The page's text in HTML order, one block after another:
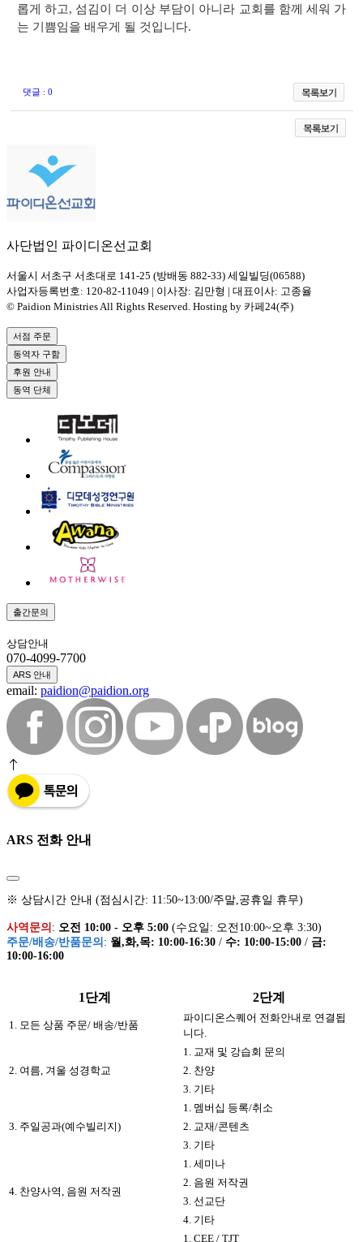
롭게 하고, 섬김이 더 이상 부담이 아니라 교회를 함께 세워 가
는 기쁨임을 배우게 될 것입니다.
댓글 : 0
사단법인 파이디온선교회
서울시 서초구 서초대로 141-25 (방배동 882-33) 세일빌딩(06588)
사업자등록번호: 120-82-11049 | 이사장: 김만형 | 대표이사: 고종율
© Paidion Ministries All Rights Reserved. Hosting by 카페24(주)
서점 주문
동역자 구함
후원 안내
동역 단체
출간문의
상담안내
070-4099-7700
ARS 안내
email: paidion@paidion.org
ARS 전화 안내
※ 상담시간 안내 (점심시간: 11:50~13:00/주말,공휴일 휴무)
사역문의 : 오전 10:00 - 오후 5:00 (수요일: 오전10:00~오후 3:30)
주문/배송/반품문의 : 월,화,목: 10:00-16:30 / 수: 10:00-15:00 / 금:
10:00-16:00
1단계 2단계
1. 모든 상품 주문/ 배송/반품
파이디온스퀘어 전화안내로 연결됩
니다.
2. 여름, 겨울 성경학교
1. 교재 및 강습회 문의
2. 찬양
3. 기타
3. 주일공과(예수빌리지)
1. 멤버십 등록/취소
2. 교재/콘텐츠
3. 기타
4. 찬양사역, 음원 저작권
1. 세미나
2. 음원 저작권
3. 선교단
4. 기타
1. CEE / TJT